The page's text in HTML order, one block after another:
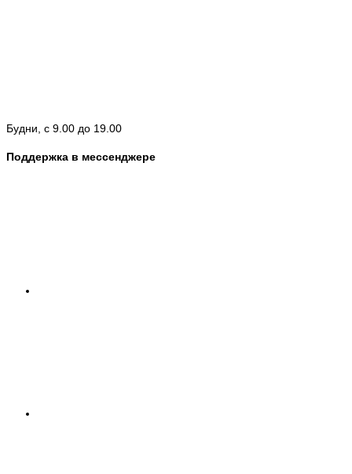
Будни, с 9.00 до 19.00
Поддержка в мессенджере